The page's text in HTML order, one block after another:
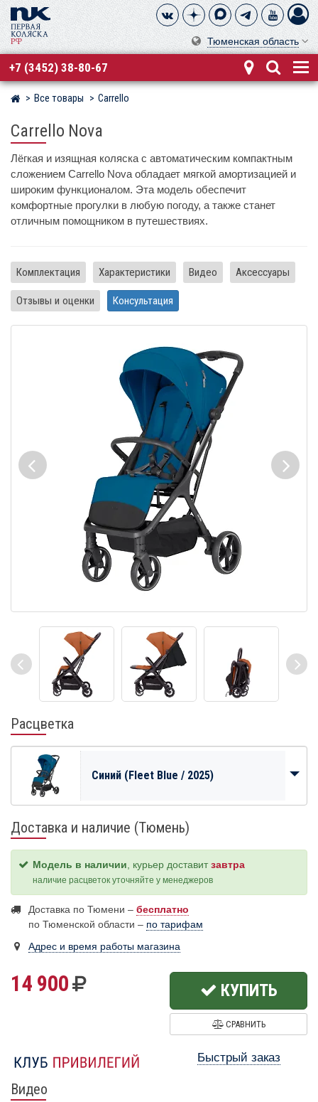
Тюменская область
+7 (3452) 38-80-67
Магазин детских колясок
Все товары Carrello
Carrello Nova
Лёгкая и изящная коляска с автоматическим компактным
сложением Carrello Nova обладает мягкой амортизацией и
широким функционалом. Эта модель обеспечит
комфортные прогулки в любую погоду, а также станет
отличным помощником в путешествиях.
Комплектация Характеристики Видео Аксессуары
Отзывы и оценки Консультация
Расцветка
Синий (Fleet Blue / 2025)
Доставка и наличие (Тюмень)
Модель в наличии , курьер доставитзавтра
наличие расцветок уточняйте у менеджеров
Доставка по Тюмени – бесплатно
по Тюменской области – по тарифам
Адрес и время работы магазина
14 900 КУПИТЬ
СРАВНИТЬ
Быстрый заказ
Видео